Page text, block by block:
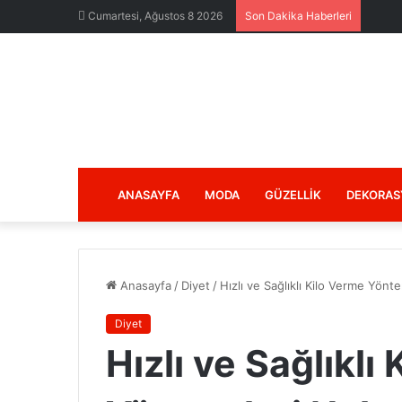
Cumartesi, Ağustos 8 2026 Son Dakika Haberleri
ANASAYFA MODA GÜZELLIK
Anasayfa / Diyet / Hızlı ve Sağlıklı Kilo Verme
Diyet
Hızlı ve